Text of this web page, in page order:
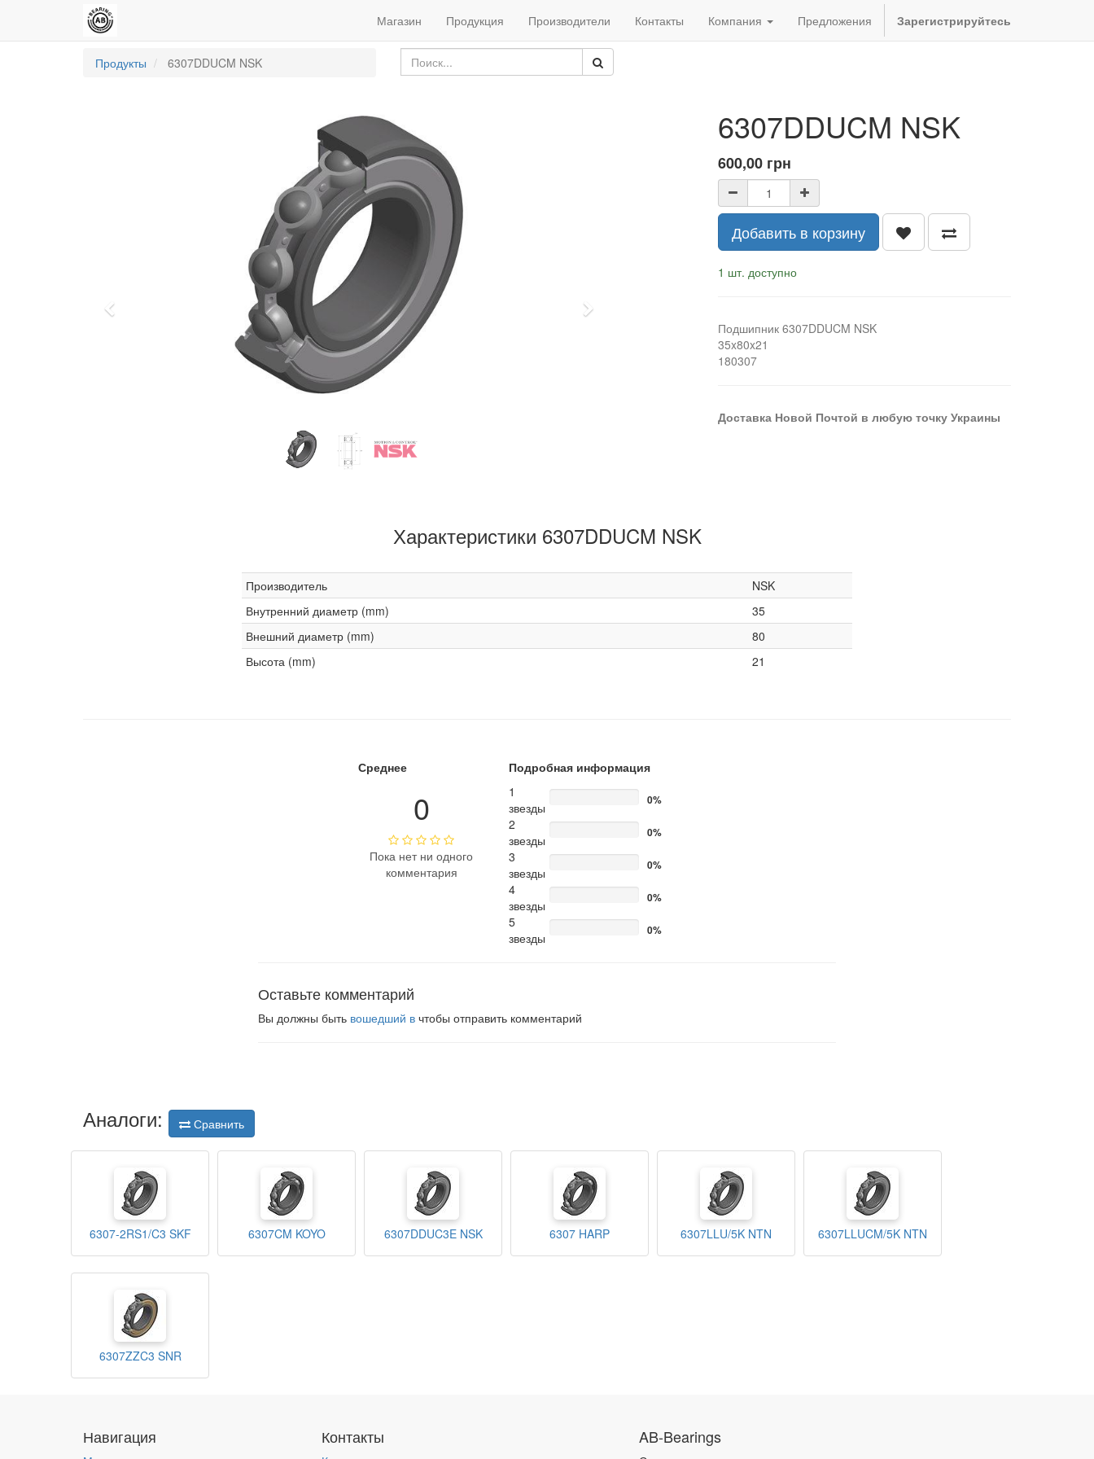
Магазин Продукция Производители Контакты Компания Предложения Зарегистрируйтесь
Продукты 6307DDUCM NSK
Next
6307DDUCM NSK
600,00 грн
Добавить в корзину
1 шт. доступно
Подшипник 6307DDUCM NSK
35x80x21
180307
Доставка Новой Почтой в любую точку Украины
Характеристики 6307DDUCM NSK
Производитель
NSK
Внутренний диаметр (mm)
35
Внешний диаметр (mm)
80
Высота (mm)
21
Среднее
0
Пока нет ни одного
комментария
Подробная информация
1
звезды
0%
2
звезды
0%
3
звезды
0%
4
звезды
0%
5
звезды
0%
Оставьте комментарий
Вы должны быть вошедший в чтобы отправить комментарий
Аналоги: Сравнить
6307-2RS1/C3 SKF 6307CM KOYO 6307DDUC3E NSK 6307 HARP 6307LLU/5K NTN 6307LLUCM/5K NTN
6307ZZC3 SNR
Навигация Контакты AB-Bearings